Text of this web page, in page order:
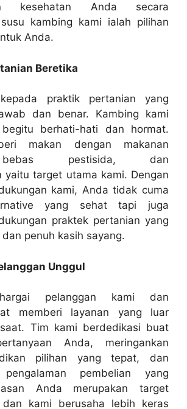
kesehatan Anda secara
kambing kami ialah pilihan
Anda.
Beretika
praktik pertanian yang
dan benar. Kambing kami
begitu berhati-hati dan hormat.
makan dengan makanan
pestisida, dan
yaitu target utama kami. Dengan
kami, Anda tidak cuma
yang sehat tapi juga
praktek pertanian yang
penuh kasih sayang.
Unggul
pelanggan kami dan
memberi layanan yang luar
Tim kami berdedikasi buat
Anda, meringankan
pilihan yang tepat, dan
pengalaman pembelian yang
Anda merupakan target
kami berusaha lebih keras